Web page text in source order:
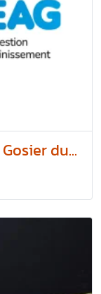
du...